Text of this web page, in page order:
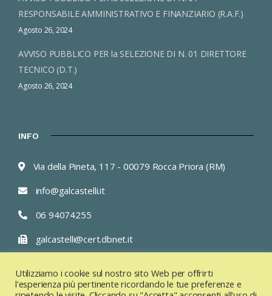
RESPONSABILE AMMINISTRATIVO E FINANZIARIO (R.A.F.)
Agosto 26, 2024
AVVISO PUBBLICO PER la SELEZIONE DI N. 01 DIRETTORE
TECNICO (D.T.)
Agosto 26, 2024
INFO
Via della Pineta, 117 - 00079 Rocca Priora (RM)
info@galcastelli.it
06 94074255
galcastelli@cert.dbnet.it
Utilizziamo i cookie sul nostro sito Web per offrirti
l'esperienza più pertinente ricordando le tue preferenze e